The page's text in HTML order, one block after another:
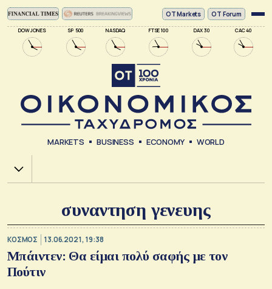
DOW JONES SP 500 NASDAQ FTSE 100 DAX 30 CAC 40
ΟΤ Markets OT Forum
MARKETS BUSINESS ECONOMY WORLD
Χ.Α.
συναντηση γενευης
ΚΟΣΜΟΣ 13.06.2021, 19:38
Μπάιντεν: Θα είμαι πολύ σαφής με τον
Πούτιν